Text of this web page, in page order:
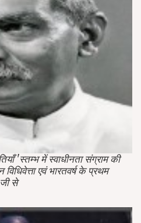
'स्तम्भ में स्वाधीनता संग्राम की
एवं भारतवर्ष के प्रथम
जी से